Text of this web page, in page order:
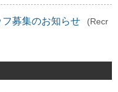
募集のお知らせ
(Recr